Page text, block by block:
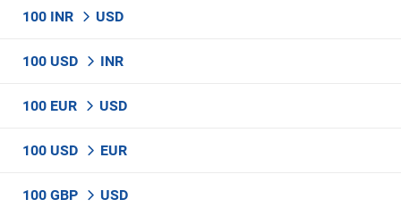
100 INR USD
100 USD INR
100 EUR USD
100 USD EUR
100 GBP USD